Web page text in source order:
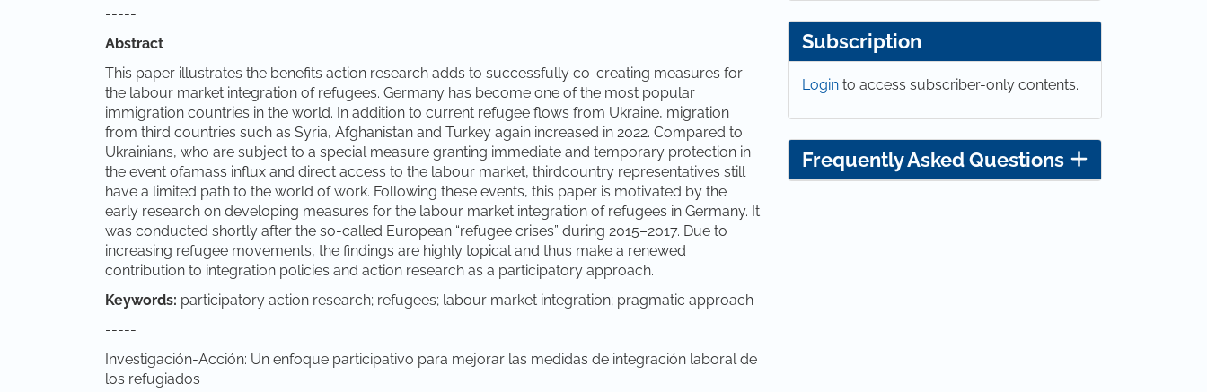
-----
Abstract
This paper illustrates the benefits action research adds to successfully co-creating measures for
the labour market integration of refugees. Germany has become one of the most popular
immigration countries in the world. In addition to current refugee flows from Ukraine, migration
from third countries such as Syria, Afghanistan and Turkey again increased in 2022. Compared to
Ukrainians, who are subject to a special measure granting immediate and temporary protection in
the event ofamass influx and direct access to the labour market, thirdcountry representatives still
have a limited path to the world of work. Following these events, this paper is motivated by the
early research on developing measures for the labour market integration of refugees in Germany. It
was conducted shortly after the so-called European “refugee crises” during 2015–2017. Due to
increasing refugee movements, the findings are highly topical and thus make a renewed
contribution to integration policies and action research as a participatory approach.
Keywords: participatory action research; refugees; labour market integration; pragmatic approach
-----
Investigación-Acción: Un enfoque participativo para mejorar las medidas de integración laboral de
los refugiados
Subscription
Login to access subscriber-only contents.
Frequently Asked Questions